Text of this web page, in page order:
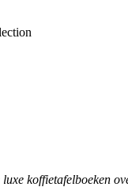
koffietafelboeken